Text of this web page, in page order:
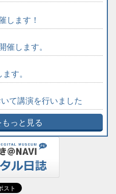
します！
催します。
す。
て講演を行いました
っと見る